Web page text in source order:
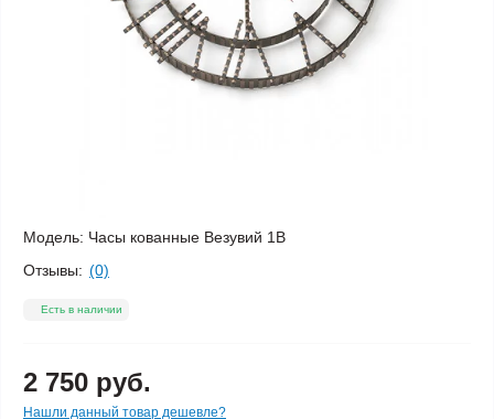
Модель: Часы кованные Везувий 1В
Отзывы: (0)
Есть в наличии
2 750 руб.
Нашли данный товар дешевле?